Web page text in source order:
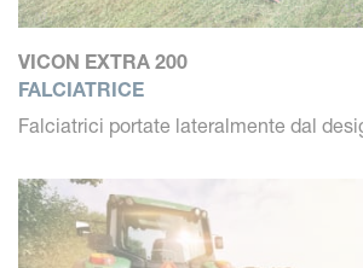
VICON EXTRA 200
FALCIATRICE
Falciatrici portate lateralmente dal